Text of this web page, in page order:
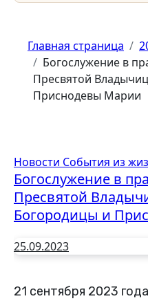
Главная страница
Богослужение в
Пресвятой
Приснодевы Марии
Новости События из
Богослужение в
Пресвятой
Богородицы и
25.09.2023
21 сентября 2023